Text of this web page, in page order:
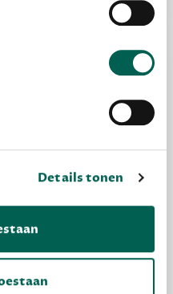
Details tonen
voor jou en je